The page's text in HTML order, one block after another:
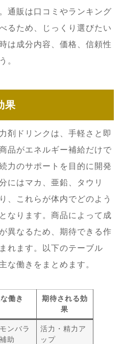
通販は口コミやランキング
るため、じっくり選びたい
は成分内容、価格、信頼性
。
果
剤ドリンクは、手軽さと即
品がエネルギー補給だけで
力のサポートを目的に開発
にはマカ、亜鉛、タウリ
、これらが体内でどのよう
なります。商品によって成
異なるため、期待できる作
れます。以下のテーブル
な働きをまとめます。
働き
期待される効
果
ンバラ
助
活力・精力ア
ップ